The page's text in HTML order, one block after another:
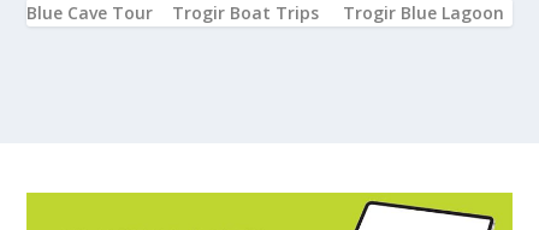
Blue Cave Tour Trogir Boat Trips Trogir Blue Lagoon